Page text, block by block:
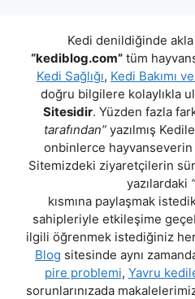
Kedi denildiğinde
“kediblog.com” tüm
Kedi Sağlığı, Kedi Bakımı
doğru bilgilere kolaylıkla
Sitesidir. Yüzden fazla
tarafından”yazılmış
onbinlerce hayvanseverin
Sitemizdeki ziyaretçilerin
yazılardaki
kısmına paylaşmak
sahipleriyle etkileşime
ilgili öğrenmek istediğiniz
Blog sitesinde aynı
pire problemi, Yavru
sorunlarınızada